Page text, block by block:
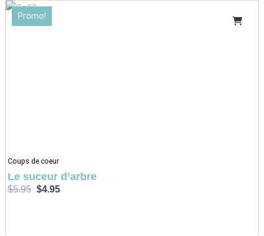
Promo!
Coups de coeur
Le suceur d’arbre
$5.95
Le
prix
initial
$4.95